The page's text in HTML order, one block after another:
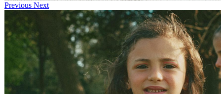
Previous Next